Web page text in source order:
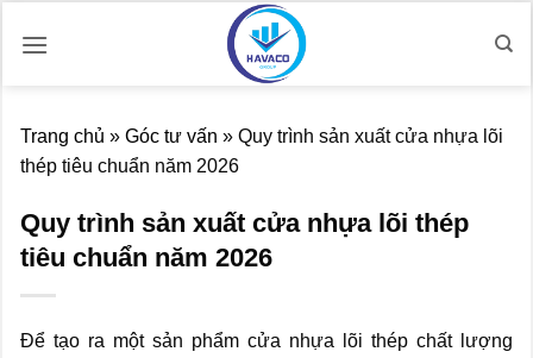
qua
Trang chủ » Góc tư vấn » Quy trình sản xuất cửa nhựa lõi
thép tiêu chuẩn năm 2026
Quy trình sản xuất cửa nhựa lõi thép
tiêu chuẩn năm 2026
Để tạo ra một sản phẩm cửa nhựa lõi thép chất lượng